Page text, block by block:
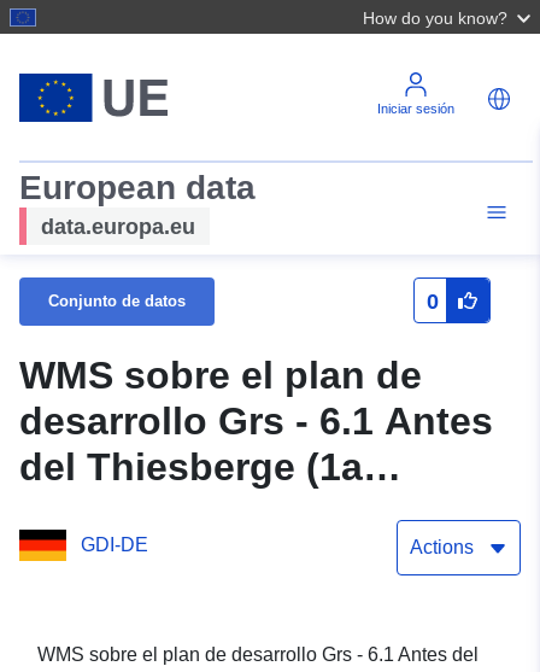
How do you know?
Iniciar sesión
European data
data.europa.eu
Conjunto de datos 0
WMS sobre el plan de
desarrollo Grs - 6.1 Antes
del Thiesberge (1a
Samtgemeinde Grasleben
GDI-DE Actions
WMS sobre el plan de desarrollo Grs - 6.1 Antes del